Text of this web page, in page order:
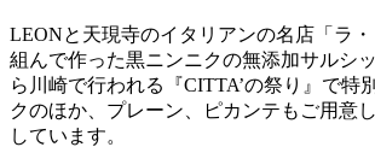
LEONと天現寺のイタリアンの名店「ラ
組んで作った黒ニンニクの無添加サルシ
ら川崎で行われる『CITTA’の祭り』で特
クのほか、プレーン、ピカンテもご用意
しています。